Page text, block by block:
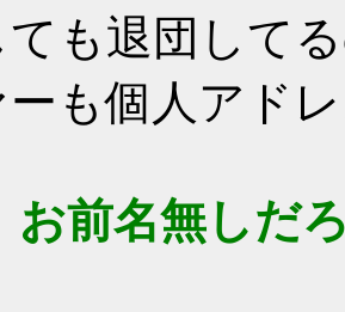
ても退団して
も個人アド
お前名無しだ